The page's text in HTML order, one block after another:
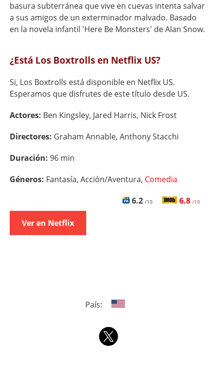
basura subterránea que vive en cuevas intenta salvar
a sus amigos de un exterminador malvado. Basado
en la novela infantil 'Here Be Monsters' de Alan Snow.
¿Está Los Boxtrolls en Netflix US?
Si, Los Boxtrolls está disponible en Netflix US.
Esperamos que disfrutes de este título desde US.
Actores: Ben Kingsley, Jared Harris, Nick Frost
Directores: Graham Annable, Anthony Stacchi
Duración: 96 min
Géneros: Fantasía, Acción/Aventura, Comedia
6.2 /10 6.8 /10
Ver en Netflix
País: